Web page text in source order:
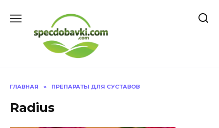
содержанию
ГЛАВНАЯ » ПРЕПАРАТЫ ДЛЯ СУСТАВОВ
Radius